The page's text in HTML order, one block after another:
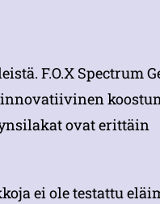
F.O.X Spectrum
ovat erittäin
ei ole testattu